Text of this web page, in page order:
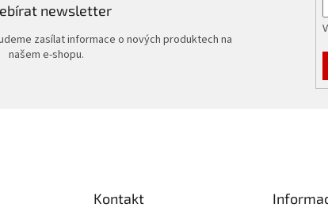
newsletter
zasílat informace o nových produktech na
našem e-shopu.
Kontakt